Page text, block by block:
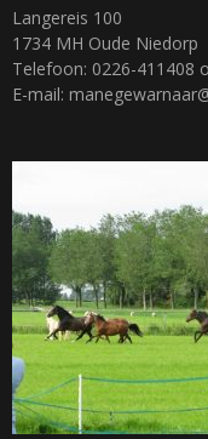
Langereis 100
1734 MH Oude Niedorp
Telefoon: 0226-411408
E-mail: